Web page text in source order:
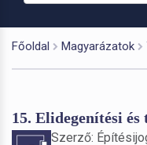
Főoldal Magyarázatok
15. Elidegenítési
Szerző: